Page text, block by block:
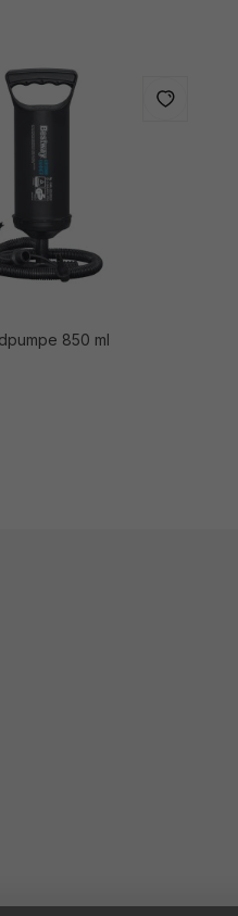
Air Hammer™ Handpumpe 850 ml